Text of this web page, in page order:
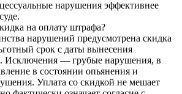
нарушения эффективнее
на оплату штрафа?
нарушений предусмотрена скидка
срок с даты вынесения
Исключения — грубые нарушения, в
в состоянии опьянения и
Уплата со скидкой не мешает